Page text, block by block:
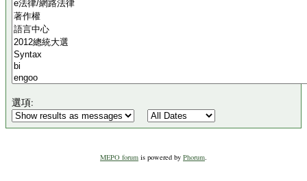
選項:
MEPO forum is powered by Phorum.